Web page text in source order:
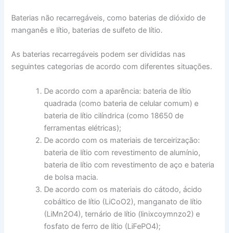
Baterias não recarregáveis, como baterias de dióxido de
manganês e lítio, baterias de sulfeto de lítio.
As baterias recarregáveis podem ser divididas nas
seguintes categorias de acordo com diferentes situações.
De acordo com a aparência: bateria de lítio
quadrada (como bateria de celular comum) e
bateria de lítio cilíndrica (como 18650 de
ferramentas elétricas);
De acordo com os materiais de terceirização:
bateria de lítio com revestimento de alumínio,
bateria de lítio com revestimento de aço e bateria
de bolsa macia.
De acordo com os materiais do cátodo, ácido
cobáltico de lítio (LiCoO2), manganato de lítio
(LiMn2O4), ternário de lítio (linixcoymnzo2) e
fosfato de ferro de lítio (LiFePO4);